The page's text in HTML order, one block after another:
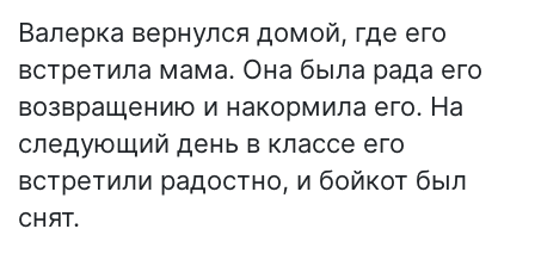
Валерка вернулся домой, где его
встретила мама. Она была рада его
возвращению и накормила его. На
следующий день в классе его
встретили радостно, и бойкот был
снят.